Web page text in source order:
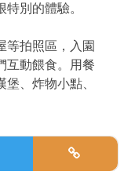
別的體驗。
等拍照區，入園
互動餵食。用餐
、炸物小點、